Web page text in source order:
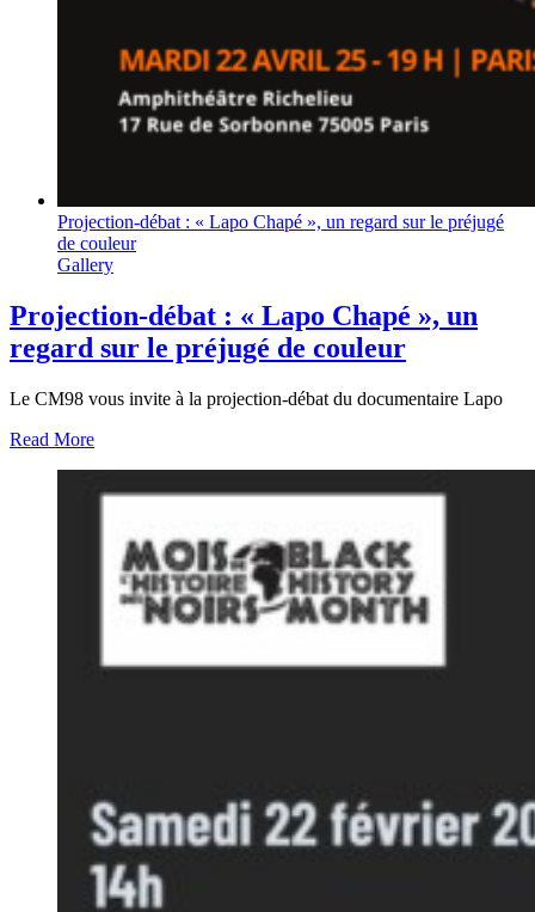
Projection-débat : « Lapo Chapé », un regard sur le préjugé
de couleur
Gallery
Projection-débat : « Lapo Chapé », un
regard sur le préjugé de couleur
Le CM98 vous invite à la projection-débat du documentaire Lapo
Read More